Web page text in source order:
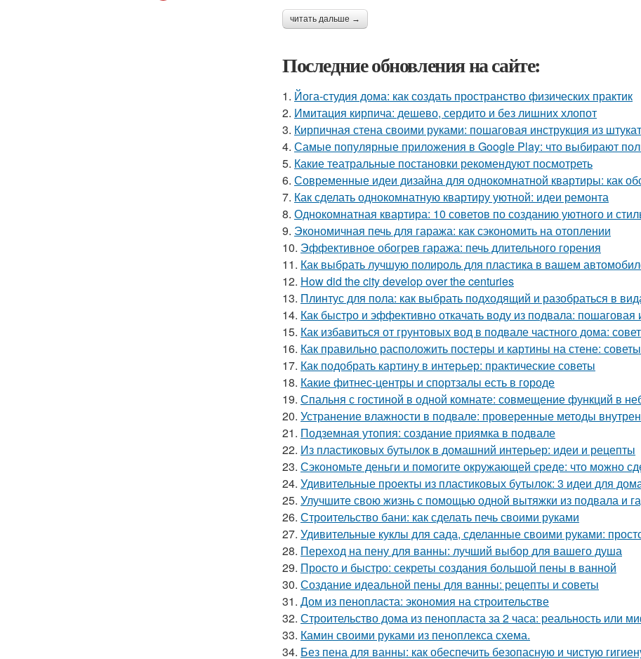
читать дальше →
Последние обновления на сайте:
1. Йога-студия дома: как создать пространство физических практик
2. Имитация кирпича: дешево, сердито и без лишних хлопот
3. Кирпичная стена своими руками: пошаговая инструкция из
4. Самые популярные приложения в Google Play: что выбирают
5. Какие театральные постановки рекомендуют посмотреть
6. Современные идеи дизайна для однокомнатной квартиры: как
7. Как сделать однокомнатную квартиру уютной: идеи ремонта
8. Однокомнатная квартира: 10 советов по созданию уютного и
9. Экономичная печь для гаража: как сэкономить на отоплении
10. Эффективное обогрев гаража: печь длительного горения
11. Как выбрать лучшую полироль для пластика в вашем
12. How did the city develop over the centuries
13. Плинтус для пола: как выбрать подходящий и разобраться в
14. Как быстро и эффективно откачать воду из подвала: пошаговая
15. Как избавиться от грунтовых вод в подвале частного дома:
16. Как правильно расположить постеры и картины на стене:
17. Как подобрать картину в интерьер: практические советы
18. Какие фитнес-центры и спортзалы есть в городе
19. Спальня с гостиной в одной комнате: совмещение функций в
20. Устранение влажности в подвале: проверенные методы
21. Подземная утопия: создание приямка в подвале
22. Из пластиковых бутылок в домашний интерьер: идеи и рецепты
23. Сэкономьте деньги и помогите окружающей среде: что можно
24. Удивительные проекты из пластиковых бутылок: 3 идеи для
25. Улучшите свою жизнь с помощью одной вытяжки из подвала и
26. Строительство бани: как сделать печь своими руками
27. Удивительные куклы для сада, сделанные своими руками:
28. Переход на пену для ванны: лучший выбор для вашего душа
29. Просто и быстро: секреты создания большой пены в ванной
30. Создание идеальной пены для ванны: рецепты и советы
31. Дом из пенопласта: экономия на строительстве
32. Строительство дома из пенопласта за 2 часа: реальность или
33. Камин своими руками из пеноплекса схема.
34. Без пена для ванны: как обеспечить безопасную и чистую